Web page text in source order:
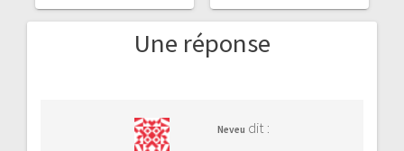
Une réponse
Neveu dit :